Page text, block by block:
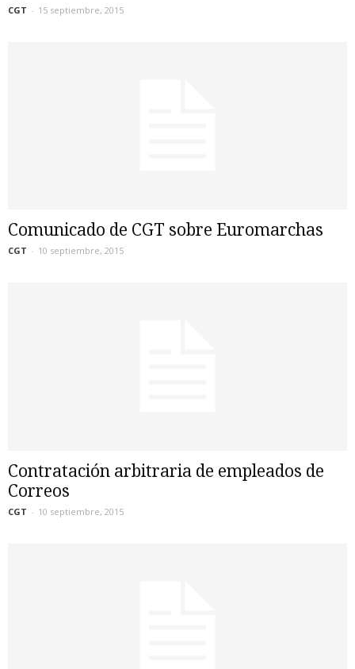
CGT - 15 septiembre, 2015
Comunicado de CGT sobre Euromarchas
CGT - 10 septiembre, 2015
Contratación arbitraria de empleados de
Correos
CGT - 10 septiembre, 2015